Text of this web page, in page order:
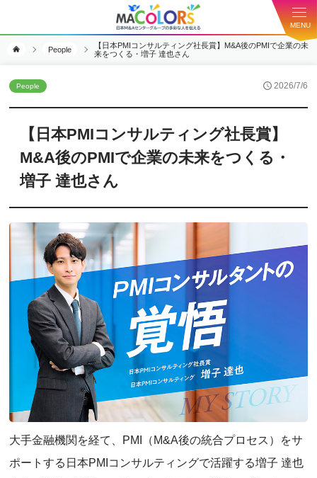
MENU
People
【日本PMIコンサルティング社長賞】M&A後のPMIで企業の未
来をつくる・増子 達也さん
People 2026/7/6
【日本PMIコンサルティング社長賞】
M&A後のPMIで企業の未来をつくる・
増子 達也さん
大手金融機関を経て、PMI（M&A後の統合プロセス）をサ
ポートする日本PMIコンサルティングで活躍する増子 達也